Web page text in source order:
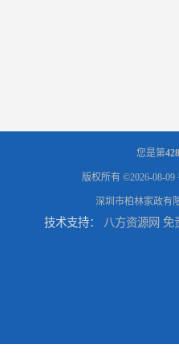
您是第
版权所有 ©2026-08-09
深圳市柏林家政有
技术支持： 八方资源网 免